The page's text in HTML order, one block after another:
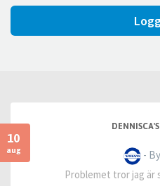
10
aug
-
Problemet tror jag